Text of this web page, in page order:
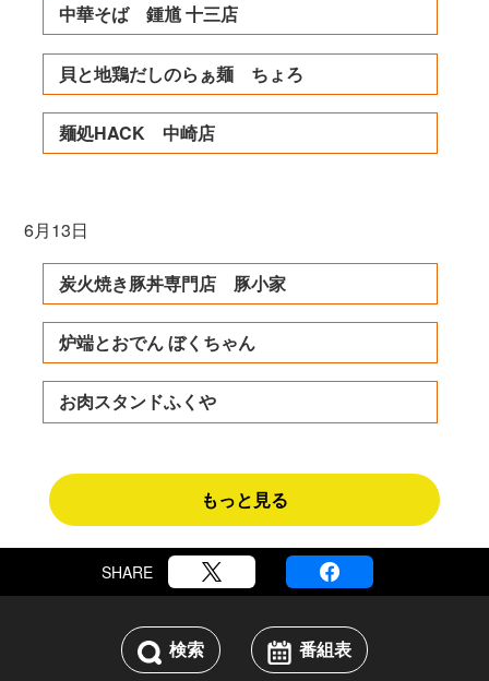
中華そば 鍾馗 十三店
貝と地鶏だしのらぁ麺 ちょろ
麺処HACK 中崎店
6月13日
炭火焼き豚丼専門店 豚小家
炉端とおでん ぼくちゃん
お肉スタンドふくや
もっと見る
SHARE
検索 番組表